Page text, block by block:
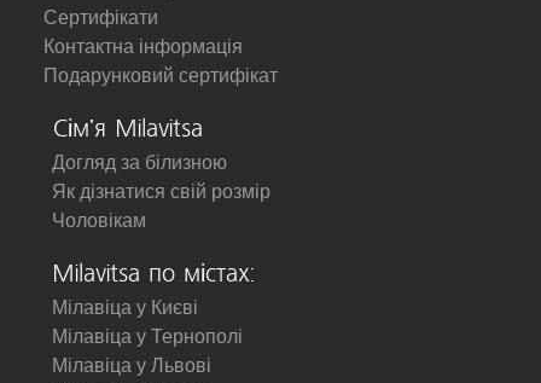
Сертифікати
Контактна інформація
Подарунковий сертифікат
Сім'я Milavitsa
Догляд за білизною
Як дізнатися свій розмір
Чоловікам
Milavitsa по містах:
Мілавіца у Києві
Мілавіца у Тернополі
Мілавіца у Львові